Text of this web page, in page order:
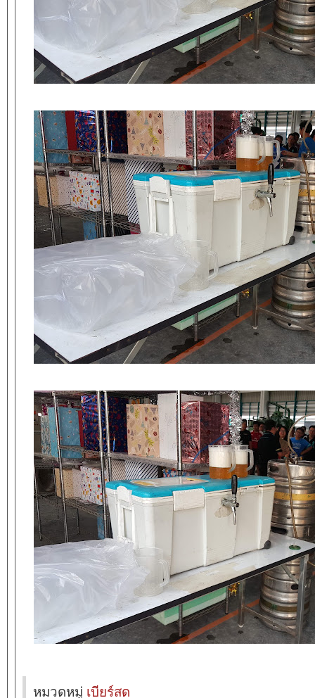
หมวดหมู่ เบียร์สด